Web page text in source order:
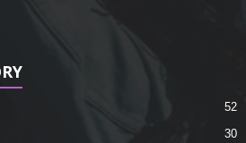
52
30